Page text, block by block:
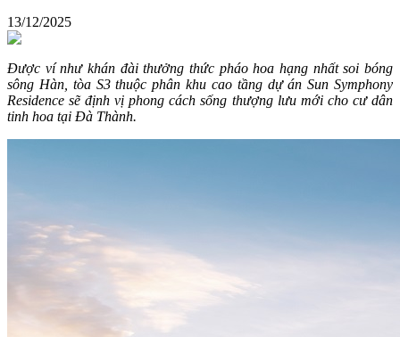
13/12/2025
Được ví như khán đài thưởng thức pháo hoa hạng nhất soi bóng
sông Hàn, tòa S3 thuộc phân khu cao tầng dự án Sun Symphony
Residence sẽ định vị phong cách sống thượng lưu mới cho cư dân
tinh hoa tại Đà Thành.